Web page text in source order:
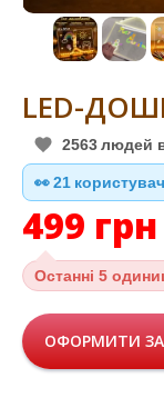
LED-
2563 людей
👀20
499 грн
Останні 5
ОФОРМИТИ